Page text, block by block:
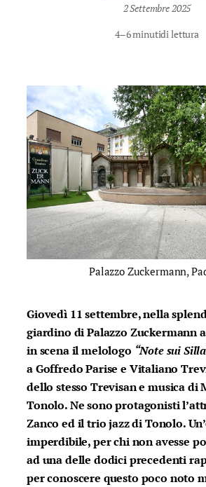
2 Settembre 2025
4–6 minutidi lettura
Palazzo Zuckermann,
Giovedì 11 settembre, nella
giardino di Palazzo Zuckermann
in scena il melologo “Note sui
a Goffredo Parise e Vitaliano
dello stesso Trevisan e musica di
Tonolo. Ne sono protagonisti
Zanco ed il trio jazz di Tonolo.
imperdibile, per chi non avesse
ad una delle dodici precedenti
per conoscere questo poco noto